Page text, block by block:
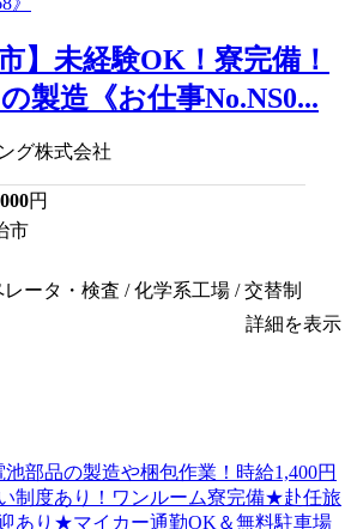
】未経験OK！寮完備！
製造《お仕事No.NS0...
グ株式会社
円
市
ータ・検査 / 化学系工場 / 交替制
詳細を表示